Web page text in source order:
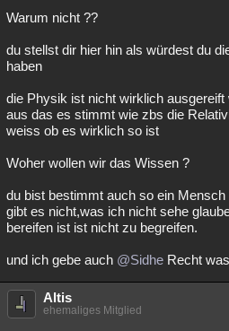
Warum nicht ??
du stellst dir hier hin als würdest du
haben
die Physik ist nicht wirklich
aus das es stimmt wie zbs die
weiss ob es wirklich so ist
Woher wollen wir das Wissen ?
du bist bestimmt auch so ein
gibt es nicht,was ich nicht sehe
bereifen ist ist nicht zu begreifen.
und ich gebe auch @Sidhe Recht
Altis
ehemaliges Mitglied